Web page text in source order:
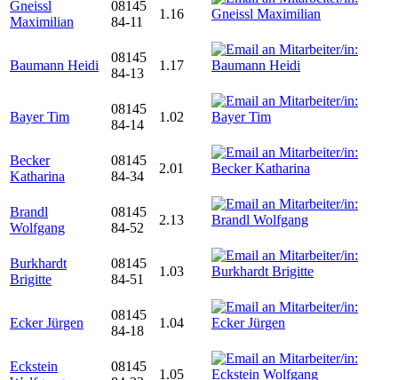
Gneissl
Maximilian
08145
84-11
1.16
Baumann Heidi
08145
84-13
1.17
Bayer Tim
08145
84-14
1.02
Becker
Katharina
08145
84-34
2.01
Brandl
Wolfgang
08145
84-52
2.13
Burkhardt
Brigitte
08145
84-51
1.03
Ecker Jürgen
08145
84-18
1.04
Eckstein
08145
1.05